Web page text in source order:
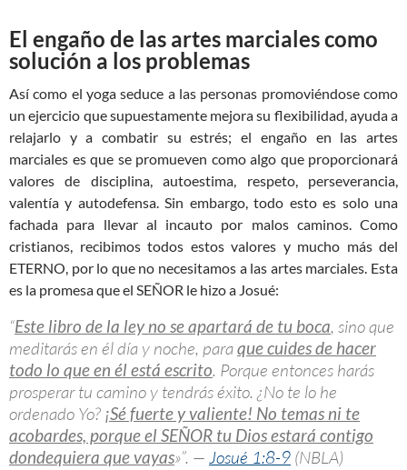
El engaño de las artes marciales como
solución a los problemas
Así como el yoga seduce a las personas promoviéndose como
un ejercicio que supuestamente mejora su flexibilidad, ayuda a
relajarlo y a combatir su estrés; el engaño en las artes
marciales es que se promueven como algo que proporcionará
valores de disciplina, autoestima, respeto, perseverancia,
valentía y autodefensa. Sin embargo, todo esto es solo una
fachada para llevar al incauto por malos caminos. Como
cristianos, recibimos todos estos valores y mucho más del
ETERNO, por lo que no necesitamos a las artes marciales. Esta
es la promesa que el SEÑOR le hizo a Josué:
“Este libro de la ley no se apartará de tu boca, sino que
meditarás en él día y noche, paraque cuides de hacer
todo lo que en él está escrito. Porque entonces harás
prosperar tu camino y tendrás éxito. ¿No te lo he
ordenado Yo? ¡Sé fuerte y valiente! No temas ni te
acobardes, porque el SEÑOR tu Dios estará contigo
dondequiera que vayas»”. — Josué 1:8-9 (NBLA)